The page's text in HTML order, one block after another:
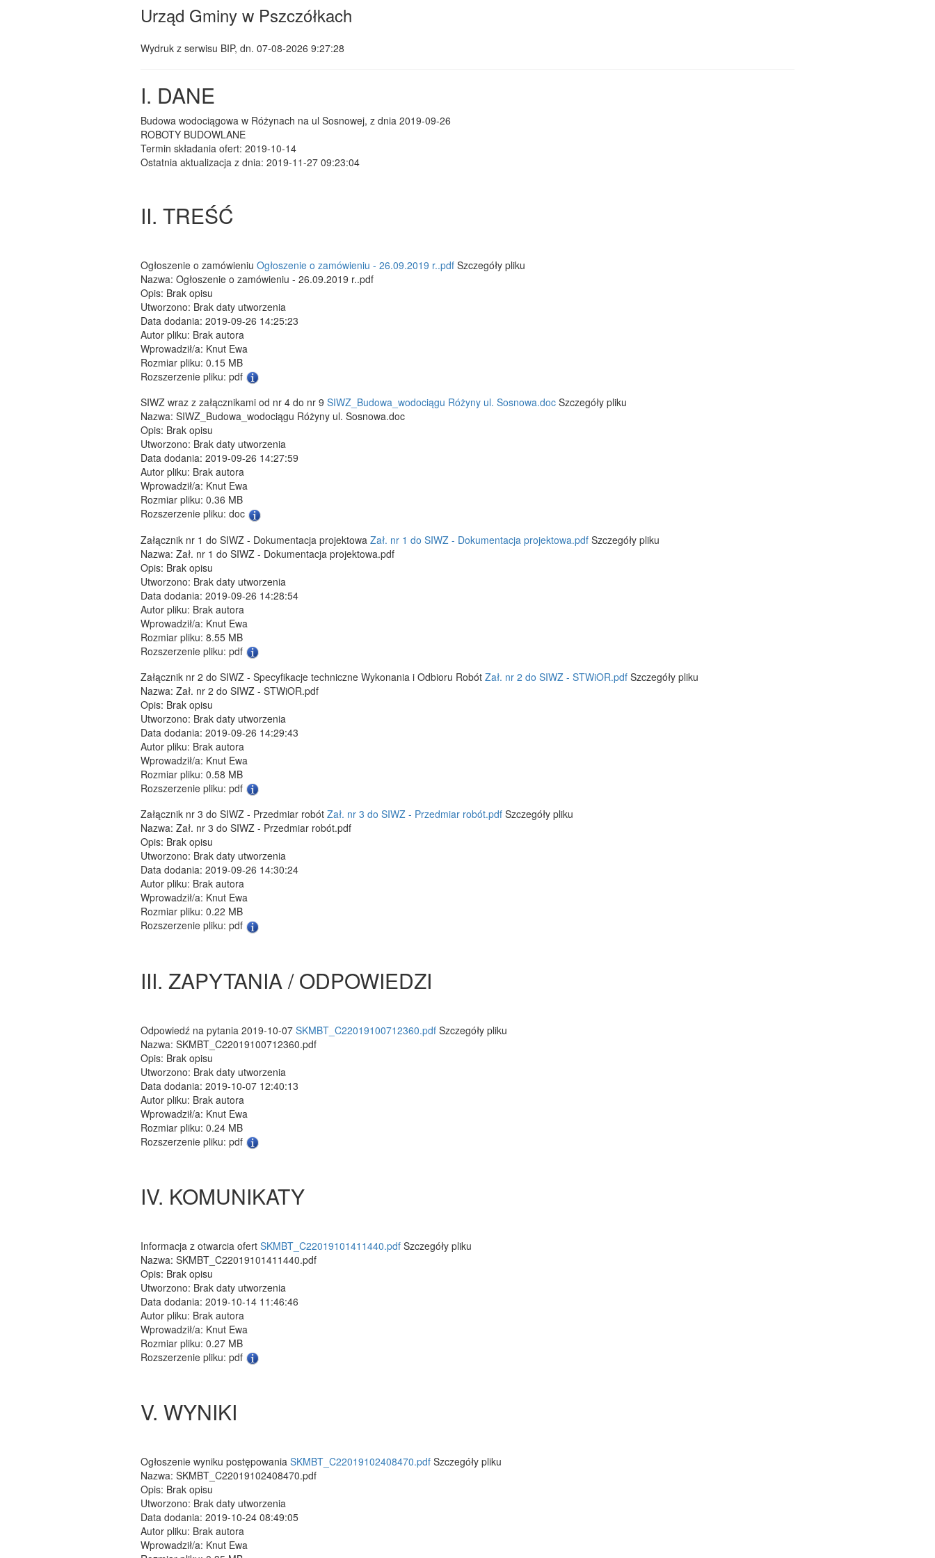
Urząd Gminy w Pszczółkach
Wydruk z serwisu BIP, dn. 07-08-2026 9:27:28
I. DANE
Budowa wodociągowa w Różynach na ul Sosnowej, z dnia 2019-09-26
ROBOTY BUDOWLANE
Termin składania ofert: 2019-10-14
Ostatnia aktualizacja z dnia: 2019-11-27 09:23:04
II. TREŚĆ
Ogłoszenie o zamówieniu Ogłoszenie o zamówieniu - 26.09.2019 r..pdf Szczegóły pliku
Nazwa: Ogłoszenie o zamówieniu - 26.09.2019 r..pdf
Opis: Brak opisu
Utworzono: Brak daty utworzenia
Data dodania: 2019-09-26 14:25:23
Autor pliku: Brak autora
Wprowadził/a: Knut Ewa
Rozmiar pliku: 0.15 MB
Rozszerzenie pliku: pdf
SIWZ wraz z załącznikami od nr 4 do nr 9 SIWZ_Budowa_wodociągu Różyny ul. Sosnowa.doc Szczegóły pliku
Nazwa: SIWZ_Budowa_wodociągu Różyny ul. Sosnowa.doc
Opis: Brak opisu
Utworzono: Brak daty utworzenia
Data dodania: 2019-09-26 14:27:59
Autor pliku: Brak autora
Wprowadził/a: Knut Ewa
Rozmiar pliku: 0.36 MB
Rozszerzenie pliku: doc
Załącznik nr 1 do SIWZ - Dokumentacja projektowa Zał. nr 1 do SIWZ - Dokumentacja projektowa.pdf Szczegóły pliku
Nazwa: Zał. nr 1 do SIWZ - Dokumentacja projektowa.pdf
Opis: Brak opisu
Utworzono: Brak daty utworzenia
Data dodania: 2019-09-26 14:28:54
Autor pliku: Brak autora
Wprowadził/a: Knut Ewa
Rozmiar pliku: 8.55 MB
Rozszerzenie pliku: pdf
Załącznik nr 2 do SIWZ - Specyfikacje techniczne Wykonania i Odbioru Robót Zał. nr 2 do SIWZ - STWiOR.pdf Szczegóły pliku
Nazwa: Zał. nr 2 do SIWZ - STWiOR.pdf
Opis: Brak opisu
Utworzono: Brak daty utworzenia
Data dodania: 2019-09-26 14:29:43
Autor pliku: Brak autora
Wprowadził/a: Knut Ewa
Rozmiar pliku: 0.58 MB
Rozszerzenie pliku: pdf
Załącznik nr 3 do SIWZ - Przedmiar robót Zał. nr 3 do SIWZ - Przedmiar robót.pdf Szczegóły pliku
Nazwa: Zał. nr 3 do SIWZ - Przedmiar robót.pdf
Opis: Brak opisu
Utworzono: Brak daty utworzenia
Data dodania: 2019-09-26 14:30:24
Autor pliku: Brak autora
Wprowadził/a: Knut Ewa
Rozmiar pliku: 0.22 MB
Rozszerzenie pliku: pdf
III. ZAPYTANIA / ODPOWIEDZI
Odpowiedź na pytania 2019-10-07 SKMBT_C22019100712360.pdf Szczegóły pliku
Nazwa: SKMBT_C22019100712360.pdf
Opis: Brak opisu
Utworzono: Brak daty utworzenia
Data dodania: 2019-10-07 12:40:13
Autor pliku: Brak autora
Wprowadził/a: Knut Ewa
Rozmiar pliku: 0.24 MB
Rozszerzenie pliku: pdf
IV. KOMUNIKATY
Informacja z otwarcia ofert SKMBT_C22019101411440.pdf Szczegóły pliku
Nazwa: SKMBT_C22019101411440.pdf
Opis: Brak opisu
Utworzono: Brak daty utworzenia
Data dodania: 2019-10-14 11:46:46
Autor pliku: Brak autora
Wprowadził/a: Knut Ewa
Rozmiar pliku: 0.27 MB
Rozszerzenie pliku: pdf
V. WYNIKI
Ogłoszenie wyniku postępowania SKMBT_C22019102408470.pdf Szczegóły pliku
Nazwa: SKMBT_C22019102408470.pdf
Opis: Brak opisu
Utworzono: Brak daty utworzenia
Data dodania: 2019-10-24 08:49:05
Autor pliku: Brak autora
Wprowadził/a: Knut Ewa